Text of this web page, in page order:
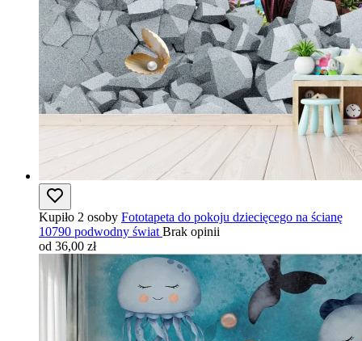
Kupiło 2 osoby Fototapeta do pokoju dziecięcego na ścianę
10790 podwodny świat Brak opinii
od 36,00 zł